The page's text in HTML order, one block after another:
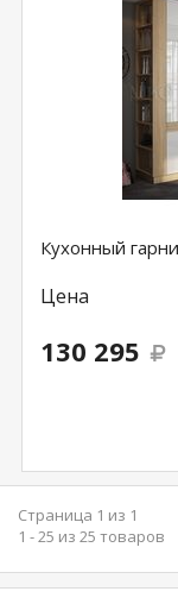
Кухонный
Цена
130 295
Страница 1 из 1
1 - 25 из 25 товаров